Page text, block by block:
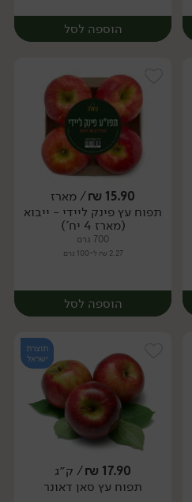
הוספה לסל
יח׳ ק״ג
15.90
₪/ מארז
תפוח עץ פינק ליידי - ייבוא
(מארז 4 יח')
700 גרם
2.27 ₪ ל-100 גרם
הוספה לסל
מארז
תוצרת
ישראל
17.90
₪/ ק״ג
תפוח עץ סאן דאונר